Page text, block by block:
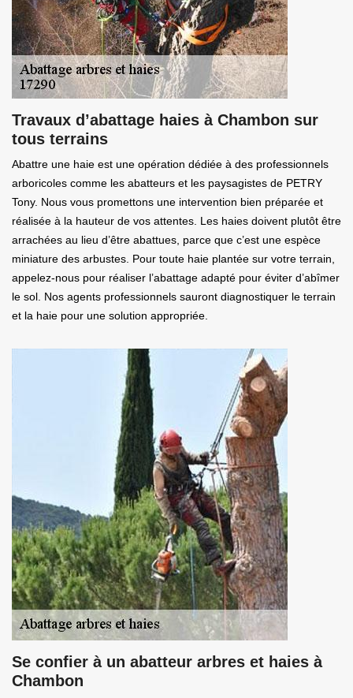
Travaux d’abattage haies à Chambon sur
tous terrains
Abattre une haie est une opération dédiée à des professionnels
arboricoles comme les abatteurs et les paysagistes de PETRY
Tony. Nous vous promettons une intervention bien préparée et
réalisée à la hauteur de vos attentes. Les haies doivent plutôt être
arrachées au lieu d’être abattues, parce que c’est une espèce
miniature des arbustes. Pour toute haie plantée sur votre terrain,
appelez-nous pour réaliser l’abattage adapté pour éviter d’abîmer
le sol. Nos agents professionnels sauront diagnostiquer le terrain
et la haie pour une solution appropriée.
Se confier à un abatteur arbres et haies à
Chambon